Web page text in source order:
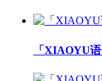
「XIAOYU